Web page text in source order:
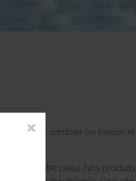
pour combler un besoin et
de votre peau. Nos produits